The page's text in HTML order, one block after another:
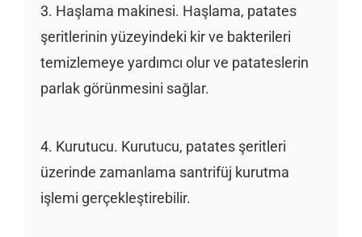
3. Haşlama makinesi. Haşlama, patates
şeritlerinin yüzeyindeki kir ve bakterileri
temizlemeye yardımcı olur ve patateslerin
parlak görünmesini sağlar.
4. Kurutucu. Kurutucu, patates şeritleri
üzerinde zamanlama santrifüj kurutma
işlemi gerçekleştirebilir.